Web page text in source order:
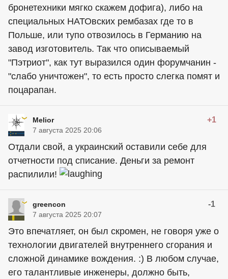
бронетехники мягко скажем дофига), либо на
специальных НАТОвских рембазах где то в
Польше, или тупо отвозилось в Германию на
завод изготовитель. Так что описываемый
"Пэтриот", как тут выразился один форумчанин -
"слабо уничтожен", то есть просто слегка помят и
поцарапан.
Melior +1
7 августа 2025 20:06
Отдали свой, а украинский оставили себе для
отчетности под списание. Деньги за ремонт
распилили!
greencon -1
7 августа 2025 20:07
Это впечатляет, он был скромен, не говоря уже о
технологии двигателей внутреннего сгорания и
сложной динамике вождения. :) В любом случае,
его талантливые инженеры, должно быть,